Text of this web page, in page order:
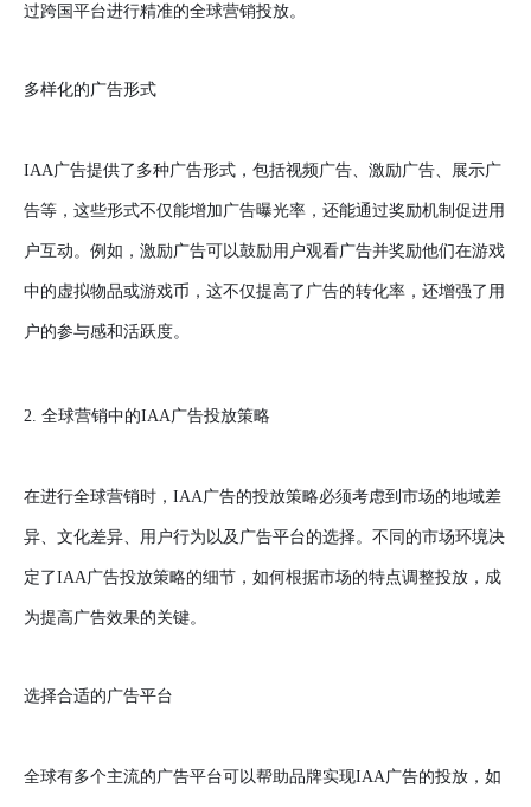
过跨国平台进行精准的全球营销投放。
多样化的广告形式
IAA广告提供了多种广告形式，包括视频广告、激励广告、展示广
告等，这些形式不仅能增加广告曝光率，还能通过奖励机制促进用
户互动。例如，激励广告可以鼓励用户观看广告并奖励他们在游戏
中的虚拟物品或游戏币，这不仅提高了广告的转化率，还增强了用
户的参与感和活跃度。
2. 全球营销中的IAA广告投放策略
在进行全球营销时，IAA广告的投放策略必须考虑到市场的地域差
异、文化差异、用户行为以及广告平台的选择。不同的市场环境决
定了IAA广告投放策略的细节，如何根据市场的特点调整投放，成
为提高广告效果的关键。
选择合适的广告平台
全球有多个主流的广告平台可以帮助品牌实现IAA广告的投放，如